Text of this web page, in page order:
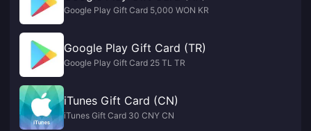
Google Play Gift Card 5,000 WON KR
Google Play Gift Card (TR)
Google Play Gift Card 25 TL TR
iTunes Gift Card (CN)
iTunes Gift Card 30 CNY CN